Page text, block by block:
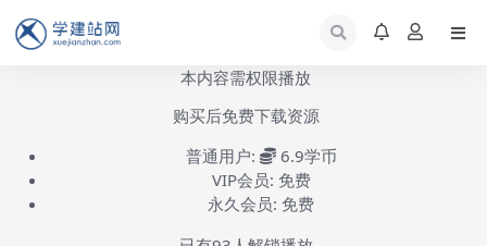
本内容需权限播放
购买后免费下载资源
普通用户:
6.9学币
VIP会员: 免费
永久会员: 免费